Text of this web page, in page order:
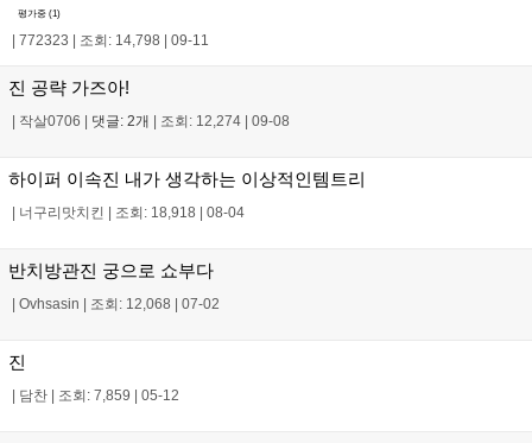
평가중 (1)
| 772323 | 조회: 14,798 | 09-11
진 공략 가즈아!
| 작살0706 | 댓글: 2개 | 조회: 12,274 | 09-08
하이퍼 이속진 내가 생각하는 이상적인템트리
| 너구리맛치킨 | 조회: 18,918 | 08-04
반치방관진 궁으로 쇼부다
| Ovhsasin | 조회: 12,068 | 07-02
진
| 담찬 | 조회: 7,859 | 05-12